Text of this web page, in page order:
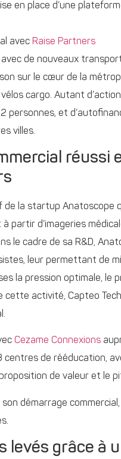
en place d’une
avec Raise Partners
de nouveaux
sur le cœur de la
cargo. Autant
personnes, et
villes.
réussi
la startup Anatoscope
partir d’imageries
le cadre de sa R&D,
leur permettant de
la pression optimale, le
activité, Capteo
Cezame Connexions
de rééducation,
de valeur et le
démarrage
levés grâce à